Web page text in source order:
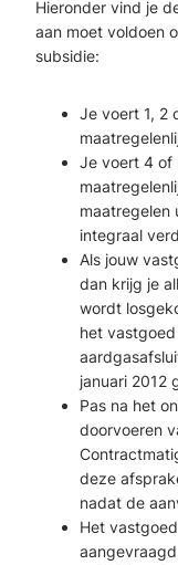
Hieronder vind je
aan moet voldoen
subsidie:
Je voert 1, 2
Je voert 4 of
maatregelen
integraal
Als jouw
dan krijg je
wordt
het
januari 2012
Pas na het
doorvoeren
deze
nadat de
Het